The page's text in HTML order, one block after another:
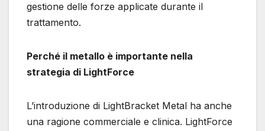
gestione delle forze applicate durante il
trattamento.
Perché il metallo è importante nella
strategia di LightForce
L’introduzione di LightBracket Metal ha anche
una ragione commerciale e clinica. LightForce